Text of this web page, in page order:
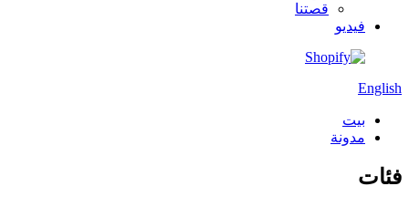
قصتنا
فيديو
English
بيت
مدونة
فئات